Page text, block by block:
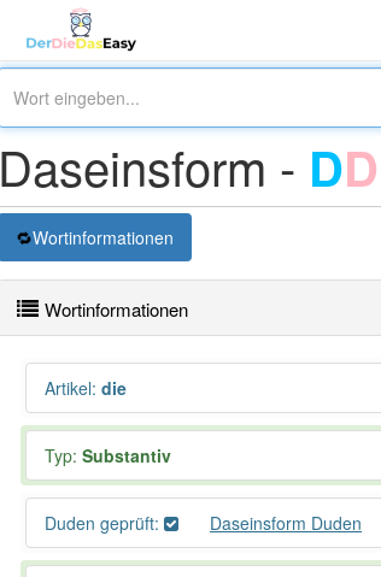
Daseinsform - DD
Wortinformationen
Wortinformationen
Artikel: die
Typ: Substantiv
Duden geprüft: Daseinsform Duden